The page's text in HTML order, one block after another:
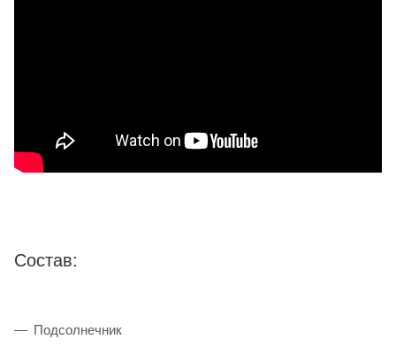
Состав:
Подсолнечник